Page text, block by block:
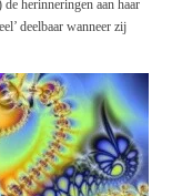
herinneringen aan haar
deelbaar wanneer zij